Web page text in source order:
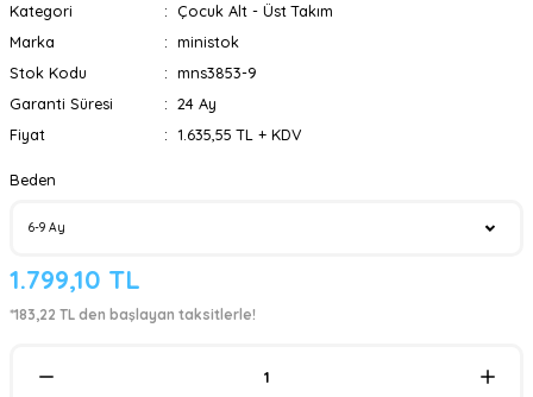
Kategori
Çocuk Alt - Üst Takım
Marka
ministok
Stok Kodu
mns3853-9
Garanti Süresi
24 Ay
Fiyat
1.635,55 TL + KDV
Beden
1.799,10 TL
*183,22 TL den başlayan taksitlerle!